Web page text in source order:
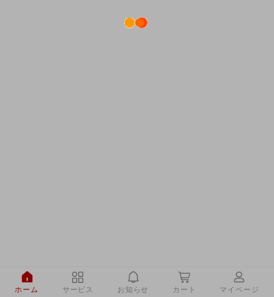
ホーム サービス お知らせ カート マイページ